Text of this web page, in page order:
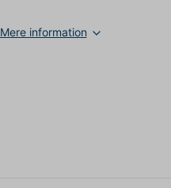
Mere information